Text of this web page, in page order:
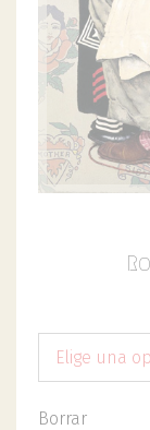
Elige una
Borrar